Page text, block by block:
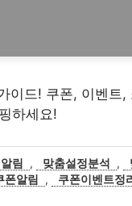
이드! 쿠폰, 이벤트
하세요!
림 , 맞춤설정분석 ,
폰알림 , 쿠폰이벤트정